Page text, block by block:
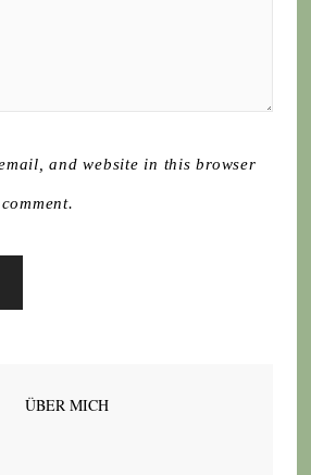
and website in this browser
ÜBER MICH